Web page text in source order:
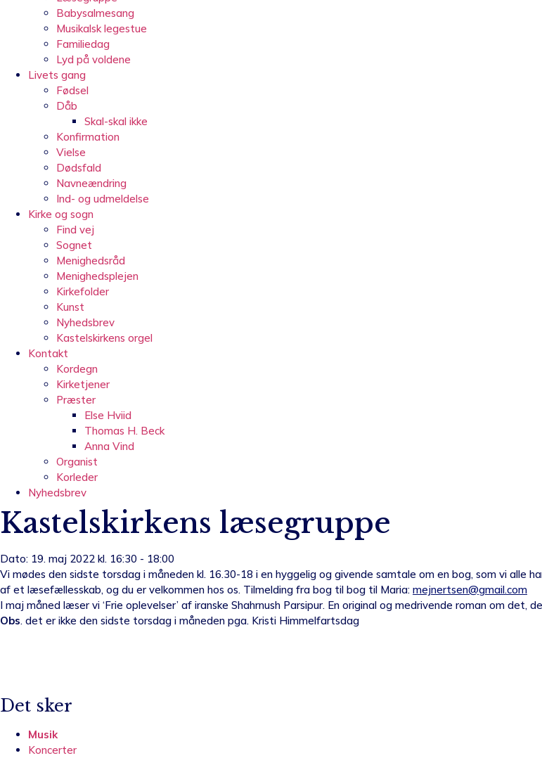
Babysalmesang
Musikalsk legestue
Familiedag
Lyd på voldene
Livets gang
Fødsel
Dåb
Skal-skal ikke
Konfirmation
Vielse
Dødsfald
Navneændring
Ind- og udmeldelse
Kirke og sogn
Find vej
Sognet
Menighedsråd
Menighedsplejen
Kirkefolder
Kunst
Nyhedsbrev
Kastelskirkens orgel
Kontakt
Kordegn
Kirketjener
Præster
Else Hviid
Thomas H. Beck
Anna Vind
Organist
Korleder
Nyhedsbrev
Kastelskirkens læsegruppe
Dato: 19. maj 2022 kl. 16:30 - 18:00
Vi mødes den sidste torsdag i måneden kl. 16.30-18 i en hyggelig og givende samtale om en bog, som vi
af et læsefællesskab, og du er velkommen hos os. Tilmelding fra bog til bog til Maria: mejnertsen@gmail.com
I maj måned læser vi ‘Frie oplevelser’ af iranske Shahrnush Parsipur. En original og medrivende roman om det,
Obs. det er ikke den sidste torsdag i måneden pga. Kristi Himmelfartsdag
Det sker
Musik
Koncerter